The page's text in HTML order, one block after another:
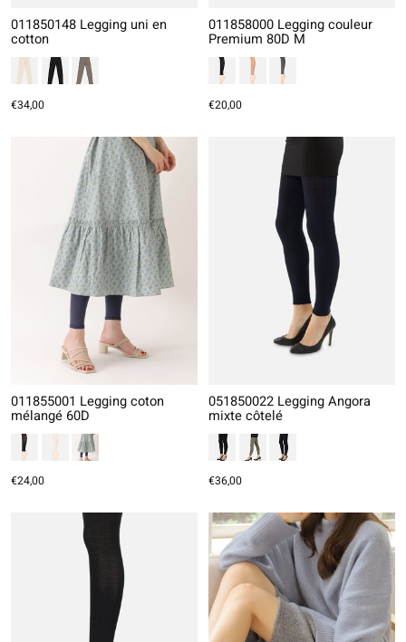
011850148 Legging uni en
cotton
€34,00
011858000 Legging couleur
Premium 80D M
€20,00
011855001 Legging coton
mélangé 60D
€24,00
051850022 Legging Angora
mixte côtelé
€36,00